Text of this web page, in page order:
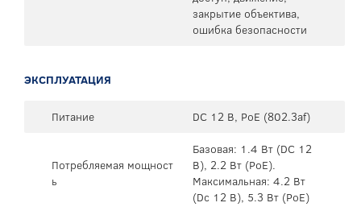
закрытие объектива,
ошибка безопасности
ЭКСПЛУАТАЦИЯ
Питание DC 12 В, PoE (802.3af)
Потребляемая мощност
ь
Базовая: 1.4 Вт (DC 12
В), 2.2 Вт (PoE).
Максимальная: 4.2 Вт
(Dc 12 В), 5.3 Вт (PoE)